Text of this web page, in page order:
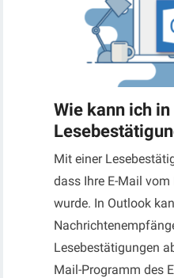
Wie kann ich
Mit einer
dass Ihre E-Mail
wurde. In Outlook
Lesebestätigungen
Mail-Programm des